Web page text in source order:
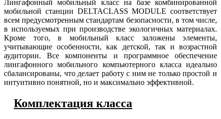
Лингафонный мобильный класс на базе комбинированной
мобильной станции DELTACLASS MODULE соответствует
всем предусмотренным стандартам безопасности, в том числе,
в используемых при производстве экологичных материалах.
Кроме того, в мобильный класс заложены элементы,
учитывающие особенности, как детской, так и возрастной
аудитории. Все компоненты и программное обеспечение
лингафонного мобильного компьютерного класса идеально
сбалансированы, что делает работу с ним не только простой и
интуитивно понятной, но и максимально эффективной.
Комплектация класса